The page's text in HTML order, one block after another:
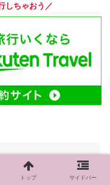
しちゃおう／
トップ サイドバー